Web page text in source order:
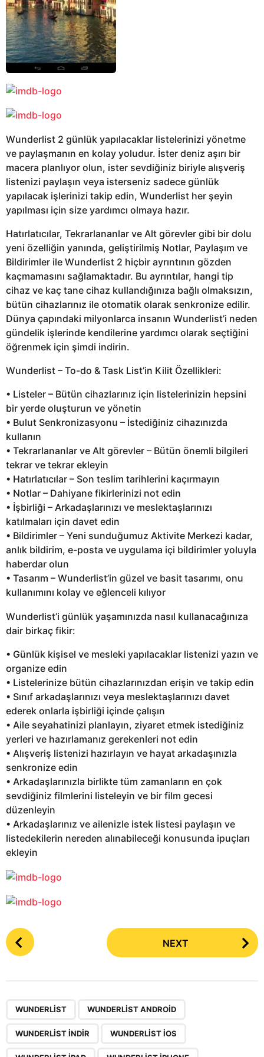
Wunderlist 2 günlük yapılacaklar listelerinizi yönetme
ve paylaşmanın en kolay yoludur. İster deniz aşırı bir
macera planlıyor olun, ister sevdiğiniz biriyle alışveriş
listenizi paylaşın veya isterseniz sadece günlük
yapılacak işlerinizi takip edin, Wunderlist her şeyin
yapılması için size yardımcı olmaya hazır.
Hatırlatıcılar, Tekrarlananlar ve Alt görevler gibi bir dolu
yeni özelliğin yanında, geliştirilmiş Notlar, Paylaşım ve
Bildirimler ile Wunderlist 2 hiçbir ayrıntının gözden
kaçmamasını sağlamaktadır. Bu ayrıntılar, hangi tip
cihaz ve kaç tane cihaz kullandığınıza bağlı olmaksızın,
bütün cihazlarınız ile otomatik olarak senkronize edilir.
Dünya çapındaki milyonlarca insanın Wunderlist’i neden
gündelik işlerinde kendilerine yardımcı olarak seçtiğini
öğrenmek için şimdi indirin.
Wunderlist – To-do & Task List’in Kilit Özellikleri:
• Listeler – Bütün cihazlarınız için listelerinizin hepsini
bir yerde oluşturun ve yönetin
• Bulut Senkronizasyonu – İstediğiniz cihazınızda
kullanın
• Tekrarlananlar ve Alt görevler – Bütün önemli bilgileri
tekrar ve tekrar ekleyin
• Hatırlatıcılar – Son teslim tarihlerini kaçırmayın
• Notlar – Dahiyane fikirlerinizi not edin
• İşbirliği – Arkadaşlarınızı ve meslektaşlarınızı
katılmaları için davet edin
• Bildirimler – Yeni sunduğumuz Aktivite Merkezi kadar,
anlık bildirim, e-posta ve uygulama içi bildirimler yoluyla
haberdar olun
• Tasarım – Wunderlist’in güzel ve basit tasarımı, onu
kullanımını kolay ve eğlenceli kılıyor
Wunderlist’i günlük yaşamınızda nasıl kullanacağınıza
dair birkaç fikir:
• Günlük kişisel ve mesleki yapılacaklar listenizi yazın ve
organize edin
• Listelerinize bütün cihazlarınızdan erişin ve takip edin
• Sınıf arkadaşlarınızı veya meslektaşlarınızı davet
ederek onlarla işbirliği içinde çalışın
• Aile seyahatinizi planlayın, ziyaret etmek istediğiniz
yerleri ve hazırlamanız gerekenleri not edin
• Alışveriş listenizi hazırlayın ve hayat arkadaşınızla
senkronize edin
• Arkadaşlarınızla birlikte tüm zamanların en çok
sevdiğiniz filmlerini listeleyin ve bir film gecesi
düzenleyin
• Arkadaşlarınız ve ailenizle istek listesi paylaşın ve
listedekilerin nereden alınabileceği konusunda ipuçları
ekleyin
P
o
NEXT
WUNDERLIST WUNDERLIST ANDROID
WUNDERLIST INDIR WUNDERLIST IOS